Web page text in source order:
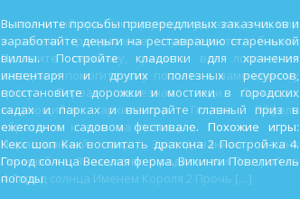
Выполните просьбы привередливых заказчиков и
заработайте деньги на реставрацию старенькой
виллы. Постройте кладовки для хранения
инвентаря и других полезных ресурсов,
восстановите дорожки и мостики в городских
садах и парках и выиграйте главный приз в
ежегодном садовом фестивале. Похожие игры:
Кекс шоп Как воспитать дракона 2 Построй-ка 4.
Город солнца Веселая ферма. Викинги Повелитель
погоды